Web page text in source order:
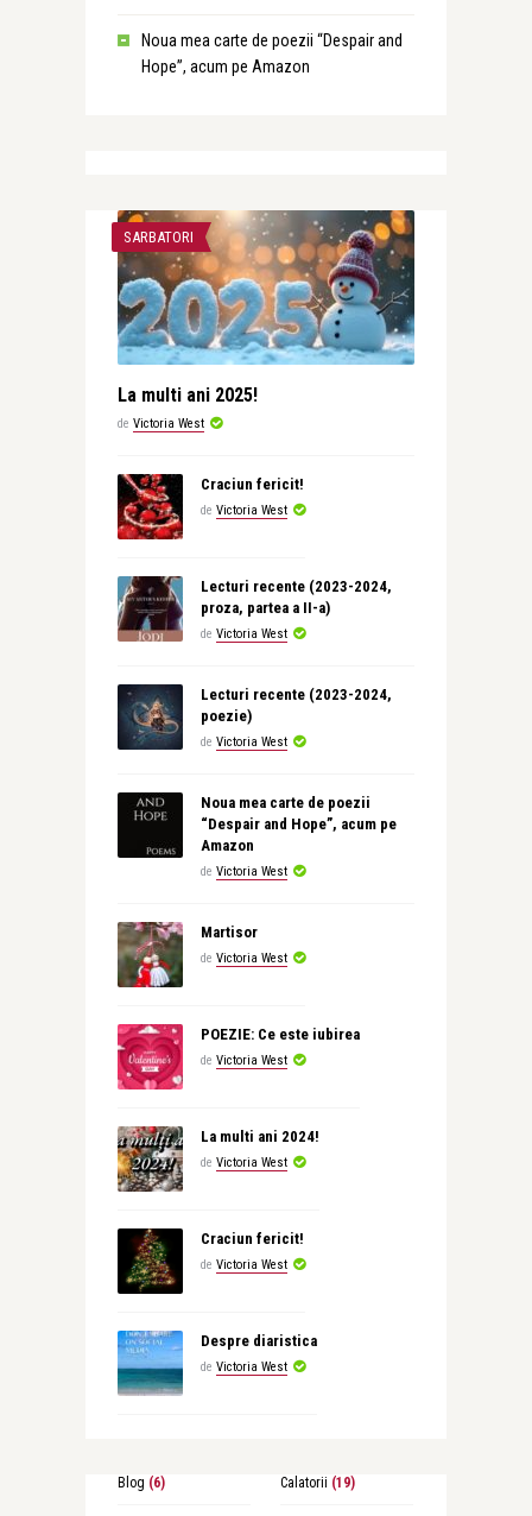
Noua mea carte de poezii “Despair and
Hope”, acum pe Amazon
SARBATORI
La multi ani 2025!
de Victoria West
Craciun fericit!
de Victoria West
Lecturi recente (2023-2024,
proza, partea a II-a)
de Victoria West
Lecturi recente (2023-2024,
poezie)
de Victoria West
Noua mea carte de poezii
“Despair and Hope”, acum pe
Amazon
de Victoria West
Martisor
de Victoria West
POEZIE: Ce este iubirea
de Victoria West
La multi ani 2024!
de Victoria West
Craciun fericit!
de Victoria West
Despre diaristica
de Victoria West
Blog (6) Calatorii (19)